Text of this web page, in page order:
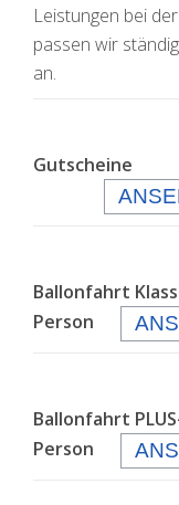
Leistungen bei
passen wir
an.
Ballonfahrt
Person
Ballonfahrt
Person